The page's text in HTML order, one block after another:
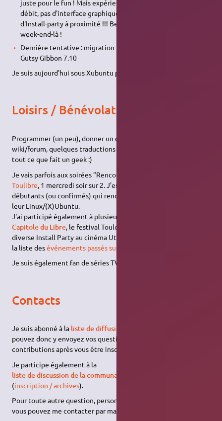
juste pour le fun ! Mais expérience ratée : pas d'internet haut
débit, pas d'interface graphique après installation, pas
d'Install-party à proximité !!! Beaucoup de sueur froide ce
week-end-là !
Dernière tentative : migration réussie à la sortie d'Ubuntu
Gutsy Gibbon 7.10
Je suis aujourd'hui sous Xubuntu pour plus de confort.
Loisirs / Bénévolat
Programmer (un peu), donner un coup de main sur le
wiki/forum, quelques traductions anglais → français, surfer …
tout ce que fait un geek :)
Je vais parfois aux soirées "Rencontre logiciels libres" de
Toulibre, 1 mercredi soir sur 2. J'essaie de dépatouiller les
débutants (ou confirmés) qui rencontreraient des soucis avec
leur Linux/(X)Ubuntu.
J'ai participé également à plusieurs événements tels que
Capitole du Libre, le festival Toulouse Numérique (Novela) ou
diverse Install Party au cinéma Utopia Tournefeuille (voir aussi
la liste desévénements passés sur Toulibre.org
Je suis également fan de séries TV US et d'
Contacts
Je suis abonné à la liste de diffusion sur le wiki Ubuntu-fr
pouvez donc y envoyez vos questions concernant mes
contributions après vous être inscrit
Je participe également à la
liste de discussion de la communauté libre de toulouse
(inscription / archives).
Pour toute autre question, personnelle ou professionnelle,
vous pouvez me contacter par mail (voir ci-dessous).